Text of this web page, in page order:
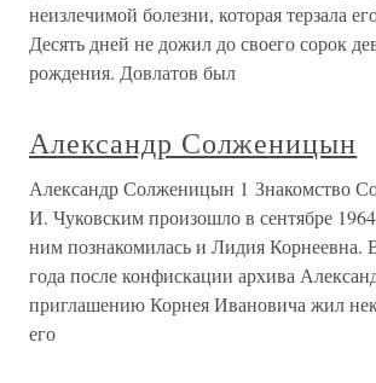
неизлечимой болезни, которая терзала
Десять дней не дожил до своего сорок
рождения. Довлатов был
Александр Солженицын
Александр Солженицын 1 Знакомство
И. Чуковским произошло в сентябре
ним познакомилась и Лидия Корнеевна.
года после конфискации архива
приглашению Корнея Ивановича жил
его